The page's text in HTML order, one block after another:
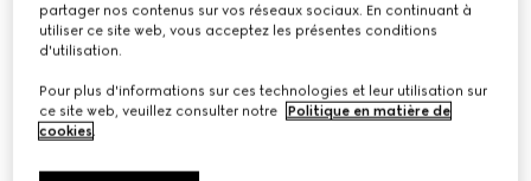
partager nos contenus sur vos réseaux sociaux. En continuant à
utiliser ce site web, vous acceptez les présentes conditions
d'utilisation.
Pour plus d'informations sur ces technologies et leur utilisation sur
ce site web, veuillez consulter notre
Politique en matière de
cookies.